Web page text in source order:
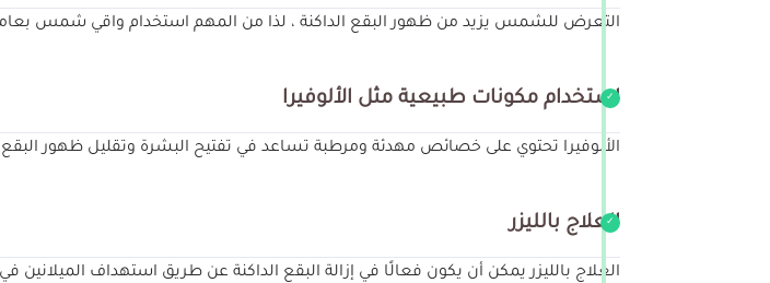
التعرض للشمس يزيد من ظهور البقع الداكنة ، لذا من المهم استخدام واقي شمس
استخدام مكونات طبيعية مثل الألوفيرا
الألوفيرا تحتوي على خصائص مهدئة ومرطبة تساعد في تفتيح البشرة وتقليل ظهور البقع
العلاج بالليزر
العلاج بالليزر يمكن أن يكون فعالًا في إزالة البقع الداكنة عن طريق استهداف الميلانين